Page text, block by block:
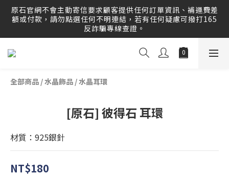
原石官網提供刷卡分期服務，歡迎多多利用！運送範圍：可配
送至全球 Worldwide Delivery！
原石官網不會主動寄信要求顧客提供任何訂單資訊、補運費差
額或付款，請勿點選任何不明連結，若有任何疑慮可撥打165
反詐騙專線查證。
原石官網提供刷卡分期服務，歡迎多多利用！運送範圍：可配
全部商品 /水晶飾品 /水晶耳環
[原石] 彼得石 耳環
材質：925銀針
NT$180